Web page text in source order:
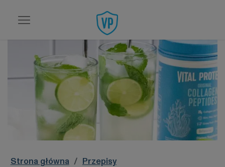
Przejdź do strony głównej
Strona główna
Przepisy